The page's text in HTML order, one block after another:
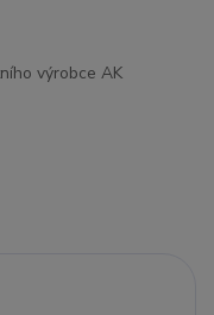
výrobce AK